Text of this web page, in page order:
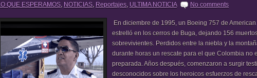
QUE ESPERAMOS, NOTICIAS, Reportajes, ULTIMA NOTICIA No comments
En diciembre de 1995, un Boeing 757 de
estrelló en los cerros de Buga, dejando 156
sobrevivientes. Perdidos entre la niebla y la
durante horas un rescate para el que Colombia no
preparada. Años después, comenzaron a surgir
desconocidos sobre los heroicos esfuerzos de